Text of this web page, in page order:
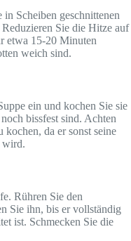
Scheiben geschnittenen
Sie die Hitze auf
etwa 15-20 Minuten
weich sind.
ein und kochen Sie sie
bissfest sind. Achten
da er sonst seine
wird.
Rühren Sie den
Sie ihn, bis er vollständig
ist. Schmecken Sie die